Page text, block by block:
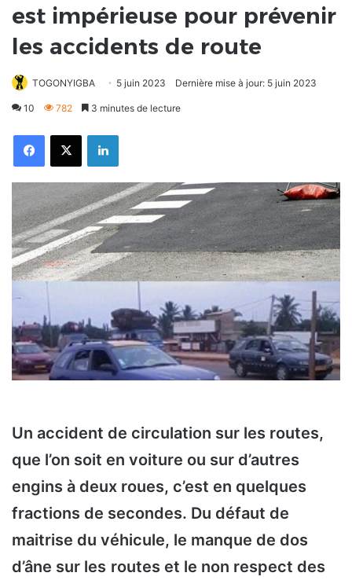
est impérieuse pour prévenir
les accidents de route
TOGONYIGBA 5 juin 2023 Dernière mise à jour: 5 juin 2023
10 782 3 minutes de lecture
FacebookX Linkedin
Un accident de circulation sur les routes,
que l’on soit en voiture ou sur d’autres
engins à deux roues, c’est en quelques
fractions de secondes. Du défaut de
maitrise du véhicule, le manque de dos
d’âne sur les routes et le non respect des